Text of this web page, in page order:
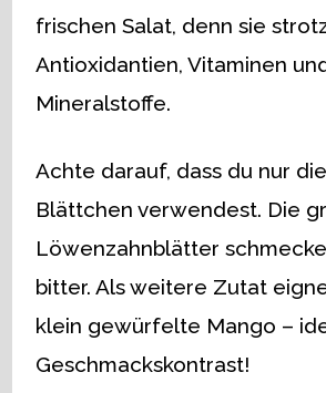
frischen Salat, denn sie
Antioxidantien, Vitaminen
Mineralstoffe.
Achte darauf, dass du nur
Blättchen verwendest. Die
Löwenzahnblätter
bitter. Als weitere Zutat
klein gewürfelte Mango –
Geschmackskontrast!